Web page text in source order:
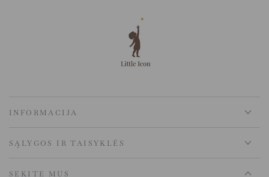
INFORMACIJA
SĄLYGOS IR TAISYKLĖS
SEKITE MUS